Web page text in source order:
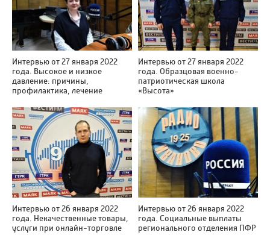
Интервью от 27 января 2022
года. Высокое и низкое
давление: причины,
профилактика, лечение
Интервью от 27 января 2022
года. Образцовая военно-
патриотическая школа
«Высота»
Интервью от 26 января 2022
года. Некачественные товары,
услуги при онлайн-торговле
Интервью от 26 января 2022
года. Социальные выплаты
регионального отделения ПФР